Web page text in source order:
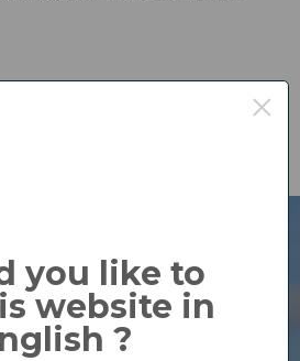
you like to
website in
?
×